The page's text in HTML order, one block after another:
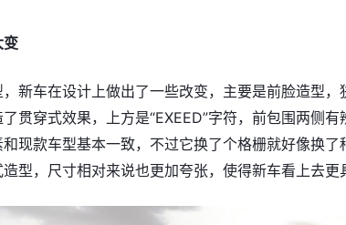
变
新车在设计上做出了一些改变，主要是前脸造型
贯穿式效果，上方是“EXEED”字符，前包围两侧
现款车型基本一致，不过它换了个格栅就好像换
型，尺寸相对来说也更加夸张，使得新车看上去更